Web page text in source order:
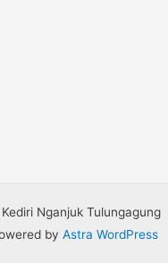
Nganjuk Tulungagung
by Astra WordPress